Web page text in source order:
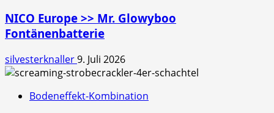
NICO Europe >> Mr. Glowyboo
Fontänenbatterie
silvesterknaller9. Juli 2026
Bodeneffekt-Kombination